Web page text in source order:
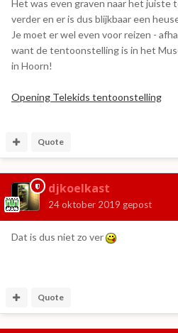
Het was even graven naar het juiste
verder en er is dus blijkbaar een
Je moet er wel even voor reizen -
want de tentoonstelling is in het
in Hoorn!
Opening Telekids tentoonstelling
Quote
djkoelkast
24 oktober 2019 gepost
Dat is dus niet zo ver
Quote